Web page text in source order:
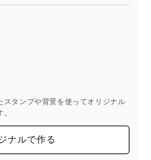
スタンプや背景を使ってオリジナル
ナルで作る